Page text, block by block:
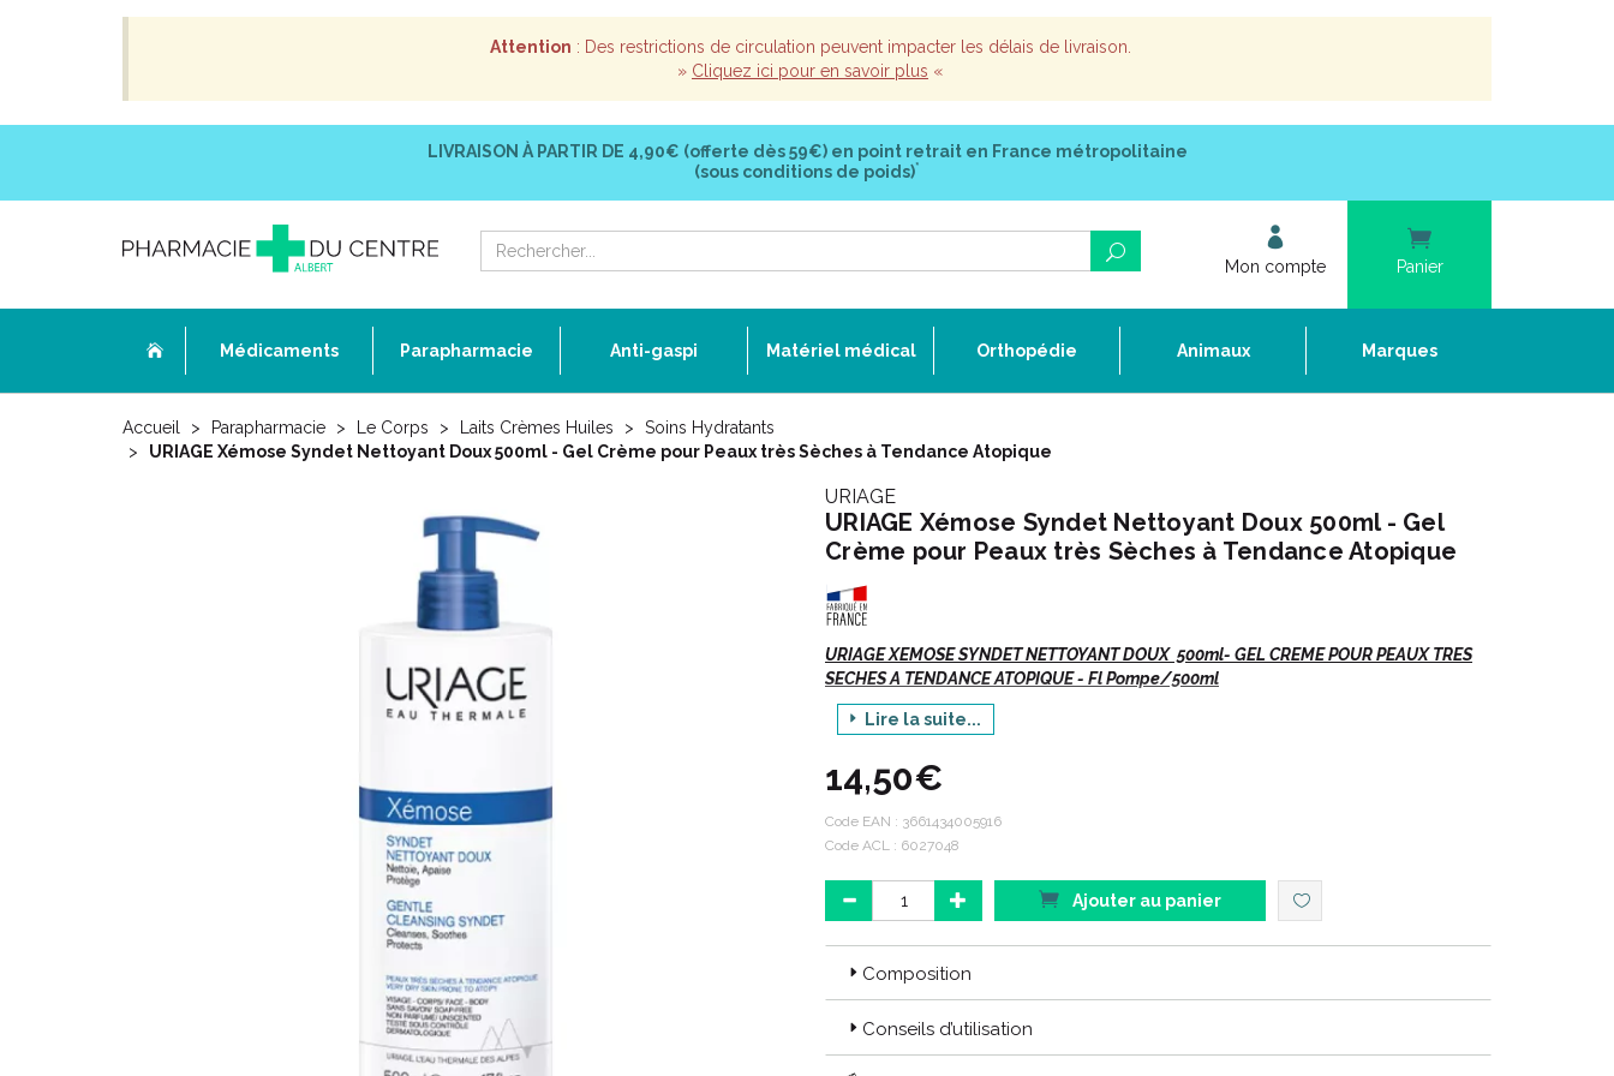
Attention : Des restrictions de circulation peuvent impacter les délais de livraison.
» Cliquez ici pour en savoir plus «
LIVRAISON À PARTIR DE 4,90€ (offerte dès 59€) en point retrait en France métropolitaine
(sous conditions de poids)*
Mon compte Panier
Médicaments Parapharmacie Anti-gaspi Matériel médical Orthopédie Animaux Marques
Accueil Parapharmacie Le Corps Laits Crèmes Huiles
Soins Hydratants
URIAGE Xémose Syndet Nettoyant Doux 500ml - Gel Crème pour Peaux très Sèches à Tendance Atopique
URIAGE
URIAGE Xémose Syndet Nettoyant Doux 500ml - Gel
Crème pour Peaux très Sèches à Tendance Atopique
URIAGE XEMOSE SYNDET NETTOYANT DOUX 500ml- GEL CREME POUR PEAUX TRES
SECHES A TENDANCE ATOPIQUE - Fl Pompe/500ml
Xémose = Peaux très sèches et à tendance atopique.
et durable.
Indications :
Adulte, enfant, bébé.
Description :
Lire la suite...
14,50€
Code EAN : 3661434005916
Code ACL : 6027048
Ajouter au panier
Composition
Conseils d’utilisation